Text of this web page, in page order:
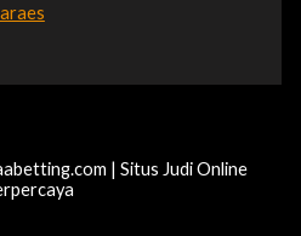
| Situs Judi Online